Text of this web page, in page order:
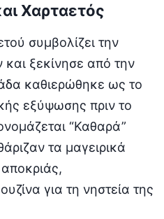
Χαρταετός
συμβολίζει την
ξεκίνησε από την
καθιερώθηκε ως το
εξύψωσης πριν το
“Καθαρά”
τα μαγειρικά
για τη νηστεία της